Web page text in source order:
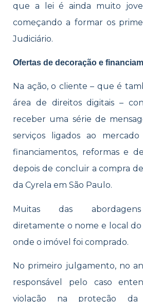
que a lei é ainda muito
começando a formar os
Judiciário.
Ofertas de decoração e
Na ação, o cliente – que é
área de direitos digitais –
receber uma série de
serviços ligados ao mercado
financiamentos, reformas e
depois de concluir a compra
da Cyrela em São Paulo.
Muitas das abordagens
diretamente o nome e local
onde o imóvel foi comprado.
No primeiro julgamento, no
responsável pelo caso
violação na proteção da